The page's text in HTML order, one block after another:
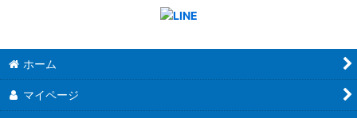
ホーム
マイページ